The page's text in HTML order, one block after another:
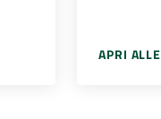
SPESE COMPONENTI
APRI
APRI